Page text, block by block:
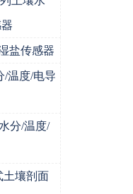
盐传感器
/温度/电导
分/温度/
土壤剖面